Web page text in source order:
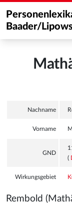
Baader/
Nachname
Vorname
GND
(
Wirkungsgebiet
Rembold